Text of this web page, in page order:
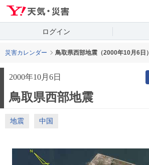
ログイン
災害カレンダー 鳥取県西部地震（2000年10月6日）
2000年10月6日
鳥取県西部地震
地震 中国